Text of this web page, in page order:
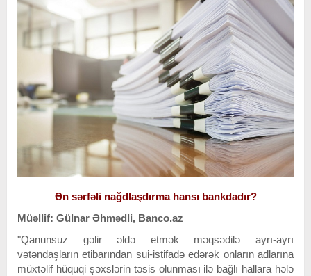
Ən sərfəli nağdlaşdırma hansı bankdadır?
Müəllif: Gülnar Əhmədli, Banco.az
"Qanunsuz gəlir əldə etmək məqsədilə ayrı-ayrı
vətəndaşların etibarından sui-istifadə edərək onların adlarına
müxtəlif hüquqi şəxslərin təsis olunması ilə bağlı hallara hələ